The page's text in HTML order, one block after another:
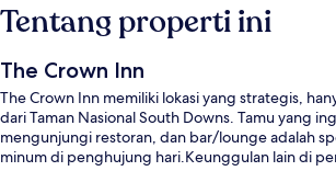
Tentang properti ini
The Crown Inn
The Crown Inn memiliki lokasi yang strategis,
dari Taman Nasional South Downs. Tamu yang
mengunjungi restoran, dan bar/lounge adalah
minum di penghujung hari.Keunggulan lain di